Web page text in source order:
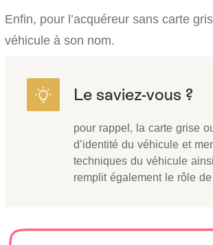
Enfin, pour l’acquéreur sans carte
véhicule à son nom.
pour rappel, la carte grise
d’identité du véhicule et
techniques du véhicule
remplit également le rôle